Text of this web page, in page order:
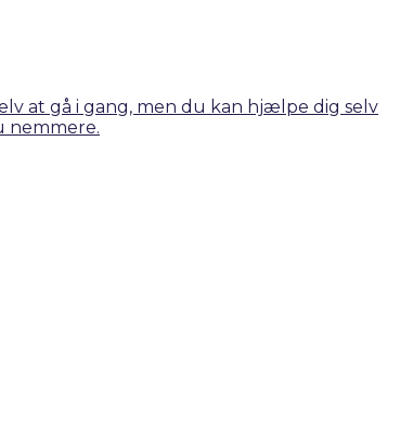
at gå i gang, men du kan hjælpe dig selv
nemmere.